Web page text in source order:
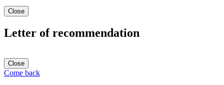
Close
Letter of recommendation
Close
Come back